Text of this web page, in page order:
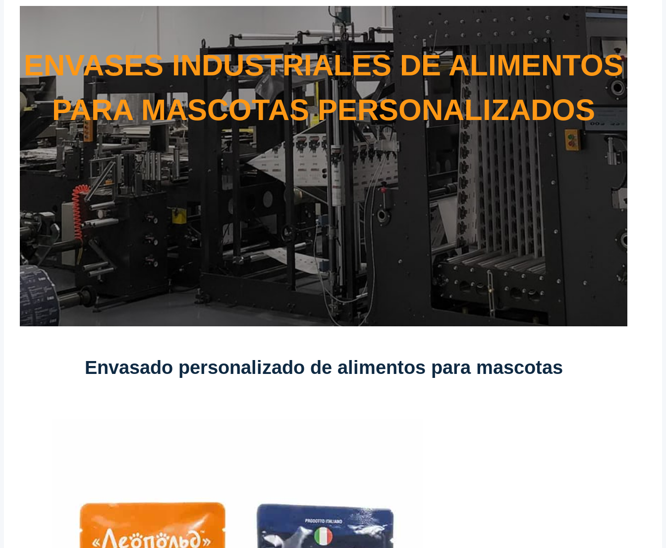
ENVASES INDUSTRIALES DE ALIMENTOS
PARA MASCOTAS PERSONALIZADOS
Envasado personalizado de alimentos para mascotas